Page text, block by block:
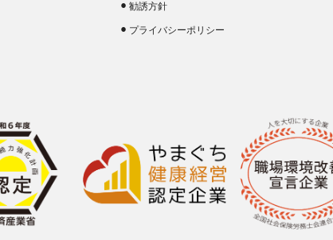
勧誘方針
プライバシーポリシー